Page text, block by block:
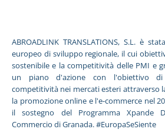
ABROADLINK TRANSLATIONS, S.L. è
europeo di sviluppo regionale, il cui
sostenibile e la competitività delle PMI e
un piano d'azione con l'obiettivo
competitività nei mercati esteri attraverso
la promozione online e l'e-commerce nel
il sostegno del Programma Xpande
Commercio di Granada. #EuropaSeSiente